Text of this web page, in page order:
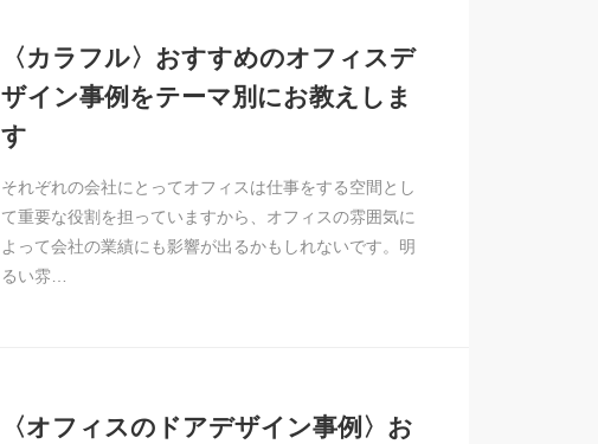
〈カラフル〉おすすめのオフィスデ
ザイン事例をテーマ別にお教えしま
す
それぞれの会社にとってオフィスは仕事をする空間とし
て重要な役割を担っていますから、オフィスの雰囲気に
よって会社の業績にも影響が出るかもしれないです。明
るい雰…
〈オフィスのドアデザイン事例〉お